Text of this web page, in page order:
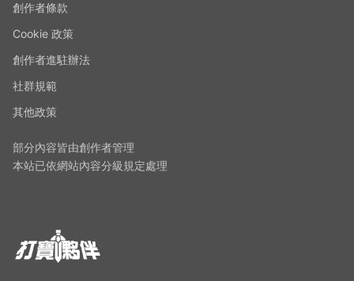
創作者條款
Cookie 政策
創作者進駐辦法
社群規範
其他政策
部分內容皆由創作者管理
本站已依網站內容分級規定處理